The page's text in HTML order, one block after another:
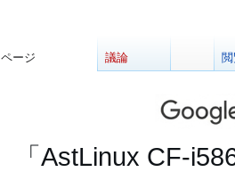
「AstLinux CF-
ページ 議論